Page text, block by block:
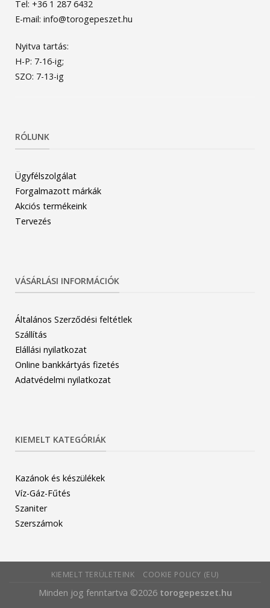
Tel: +36 1 287 6432
E-mail: info@torogepeszet.hu
Nyitva tartás:
H-P: 7-16-ig;
SZO: 7-13-ig
RÓLUNK
Ügyfélszolgálat
Forgalmazott márkák
Akciós termékeink
Tervezés
VÁSÁRLÁSI INFORMÁCIÓK
Általános Szerződési feltétlek
Szállítás
Elállási nyilatkozat
Online bankkártyás fizetés
Adatvédelmi nyilatkozat
KIEMELT KATEGÓRIÁK
Kazánok és készülékek
Víz-Gáz-Fűtés
Szaniter
Szerszámok
KIEMELT TERÜLETEINK COOKIE POLICY (EU)
Minden jog fenntartva ©2026 torogepeszet.hu